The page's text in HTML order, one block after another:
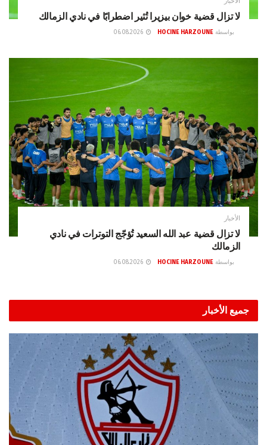
لا تزال قضية خوان بيزيرا تُثير اضطرابًا في نادي الزمالك
بواسطة HOCINE HARZOUNE
الأخبار
لا تزال قضية عبد الله السعيد تُؤجّج التوترات في نادي
الزمالك
بواسطة HOCINE HARZOUNE
جميع الأخبار